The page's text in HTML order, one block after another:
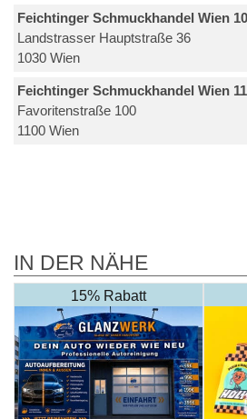
Feichtinger Schmuckhandel Wien
Landstrasser Hauptstraße 36
1030 Wien
Feichtinger Schmuckhandel Wien
Favoritenstraße 100
1100 Wien
IN DER NÄHE
15% Rabatt